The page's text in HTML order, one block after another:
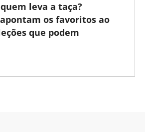
leva a taça?
os favoritos ao
que podem